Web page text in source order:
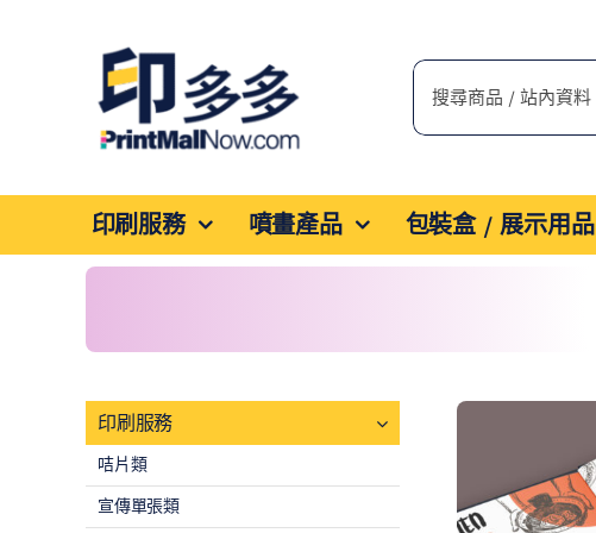
搜
印刷服務 噴畫產品 包裝盒 / 展示用品
印刷服務
咭片類
宣傳單張類